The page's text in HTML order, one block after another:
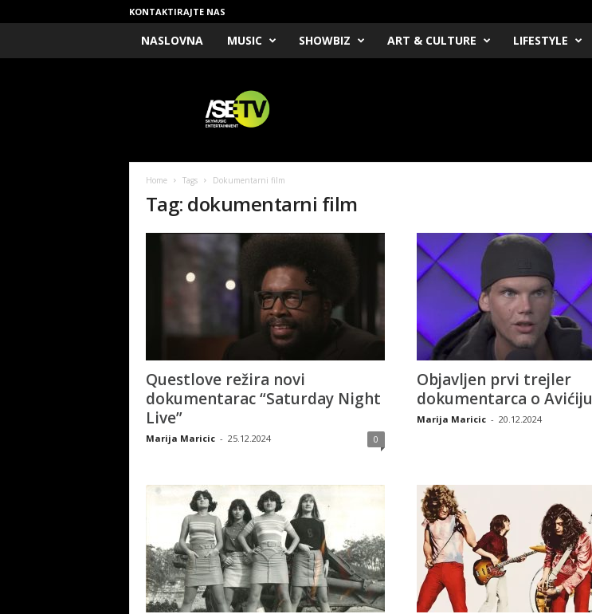
KONTAKTIRAJTE NAS
NASLOVNA MUSIC SHOWBIZ ART & CULTURE LIFESTYLE
Home Tags Dokumentarni film
Tag: dokumentarni film
Questlove režira novi
dokumentarac “Saturday Night
Live”
Marija Maricic - 25.12.2024 0
Objavljen prvi trejler
dokumentarca o Avićiju
Marija Maricic - 20.12.2024